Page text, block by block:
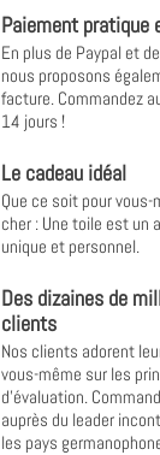
Paiement pratique
En plus de Paypal et
nous proposons
facture. Commandez
14 jours !
Le cadeau idéal
Que ce soit pour
cher : Une toile est un
unique et personnel.
Des dizaines de
clients
Nos clients adorent
vous-même sur les
d'évaluation.
auprès du leader
les pays